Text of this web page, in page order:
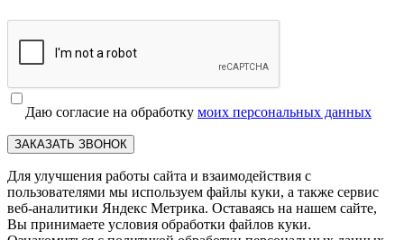
Даю согласие на обработку моих персональных данных
ЗАКАЗАТЬ ЗВОНОК
Для улучшения работы сайта и взаимодействия с
пользователями мы используем файлы куки, а также сервис
веб-аналитики Яндекс Метрика. Оставаясь на нашем сайте,
Вы принимаете условия обработки файлов куки.